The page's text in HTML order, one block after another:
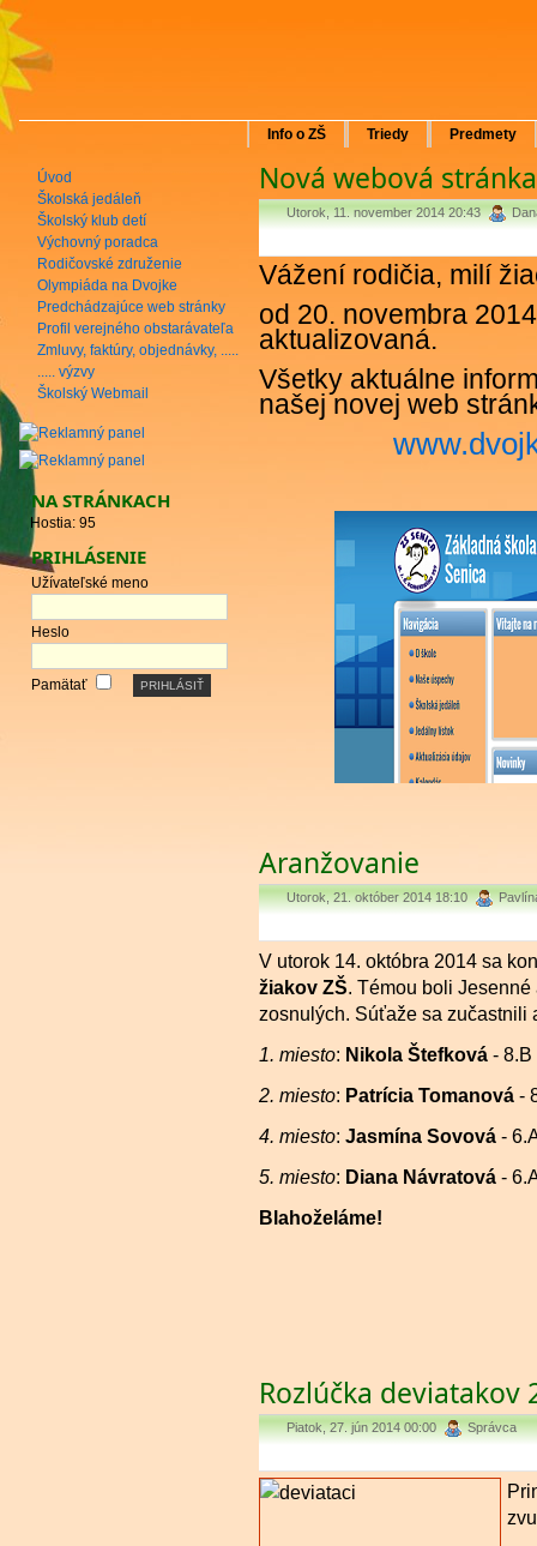
Info o ZŠ Triedy Predmety
Nová webová
Utorok, 11. november 2014 20:43
Vážení rodičia, milí
od 20. novembra
aktualizovaná.
Všetky aktuálne
našej novej web
Aranžovanie
Utorok, 21. október 2014 18:10
V utorok 14. októbra 2014 sa
žiakov ZŠ. Témou boli
zosnulých. Súťaže sa zučastnili
1. miesto: Nikola Štefková- 8.B
2. miesto: Patrícia Tomanová-
4. miesto: Jasmína Sovová-
5. miesto: Diana Návratová-
Blahoželáme!
Rozlúčka deviatakov
Piatok, 27. jún 2014 00:00 Správca
Úvod
Školská jedáleň
Školský klub detí
Výchovný poradca
Rodičovské združenie
Olympiáda na Dvojke
Predchádzajúce web stránky
Profil verejného obstarávateľa
Zmluvy, faktúry, objednávky, .....
..... výzvy
Školský Webmail
NA STRÁNKACH
Hostia: 95
PRIHLÁSENIE
Užívateľské meno
Heslo
Pamätať